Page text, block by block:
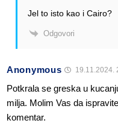
Jel to isto kao i Cairo?
Odgovori
Anonymous 19.11.2024.
Potkrala se greska u
milja. Molim Vas da
komentar.